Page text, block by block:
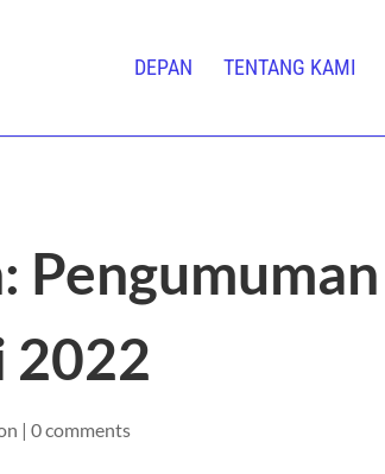
DEPAN TENTANG KAMI
2022
|0 comments